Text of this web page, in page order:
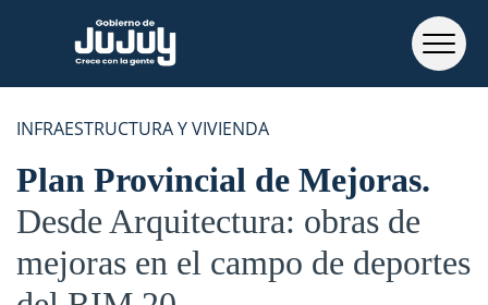
INFRAESTRUCTURA Y VIVIENDA
Plan Provincial de Mejoras
Desde Arquitectura: obras de
mejoras en el campo de deportes